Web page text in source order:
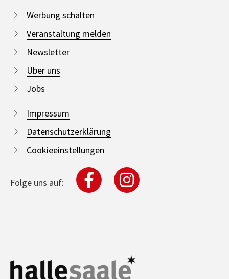
Werbung schalten
Veranstaltung melden
Newsletter
Über uns
Jobs
Impressum
Datenschutzerklärung
Cookieeinstellungen
Folge uns auf: